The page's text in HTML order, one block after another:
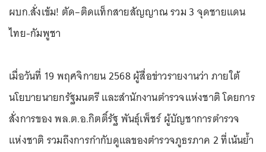
ผบก.สั่งเข้ม! ตัด–ติดแท็กสายสัญญาณ รวม 3 จุดชายแดน
ไทย-กัมพูชา
เมื่อวันที่ 19 พฤศจิกายน 2568 ผู้สื่อข่าวรายงานว่า ภายใต้
นโยบายนายกรัฐมนตรี และสำนักงานตำรวจแห่งชาติ โดยการ
สั่งการของ พล.ต.อ.กิตติ์รัฐ พันธุ์เพ็ชร์ ผู้บัญชาการตำรวจ
แห่งชาติ รวมถึงการกำกับดูแลของตำรวจภูธรภาค 2 ที่เน้นย้ำ